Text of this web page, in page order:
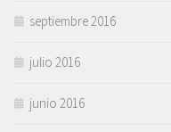
septiembre 2016
julio 2016
junio 2016